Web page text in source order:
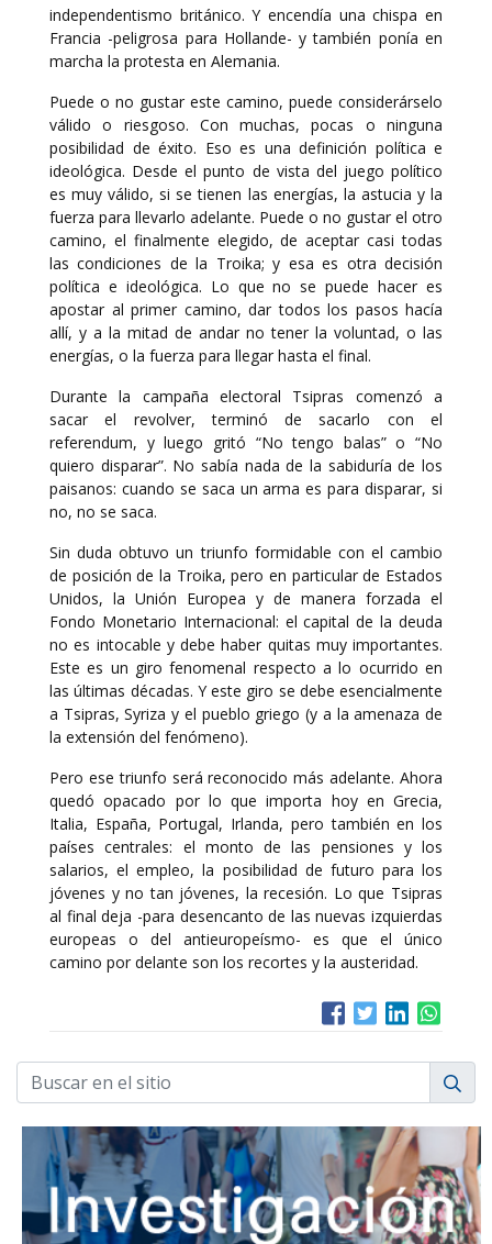
independentismo británico. Y encendía una chispa en
Francia -peligrosa para Hollande- y también ponía en
marcha la protesta en Alemania.
Puede o no gustar este camino, puede considerárselo
válido o riesgoso. Con muchas, pocas o ninguna
posibilidad de éxito. Eso es una definición política e
ideológica. Desde el punto de vista del juego político
es muy válido, si se tienen las energías, la astucia y la
fuerza para llevarlo adelante. Puede o no gustar el otro
camino, el finalmente elegido, de aceptar casi todas
las condiciones de la Troika; y esa es otra decisión
política e ideológica. Lo que no se puede hacer es
apostar al primer camino, dar todos los pasos hacía
allí, y a la mitad de andar no tener la voluntad, o las
energías, o la fuerza para llegar hasta el final.
Durante la campaña electoral Tsipras comenzó a
sacar el revolver, terminó de sacarlo con el
referendum, y luego gritó “No tengo balas” o “No
quiero disparar”. No sabía nada de la sabiduría de los
paisanos: cuando se saca un arma es para disparar, si
no, no se saca.
Sin duda obtuvo un triunfo formidable con el cambio
de posición de la Troika, pero en particular de Estados
Unidos, la Unión Europea y de manera forzada el
Fondo Monetario Internacional: el capital de la deuda
no es intocable y debe haber quitas muy importantes.
Este es un giro fenomenal respecto a lo ocurrido en
las últimas décadas. Y este giro se debe esencialmente
a Tsipras, Syriza y el pueblo griego (y a la amenaza de
la extensión del fenómeno).
Pero ese triunfo será reconocido más adelante. Ahora
quedó opacado por lo que importa hoy en Grecia,
Italia, España, Portugal, Irlanda, pero también en los
países centrales: el monto de las pensiones y los
salarios, el empleo, la posibilidad de futuro para los
jóvenes y no tan jóvenes, la recesión. Lo que Tsipras
al final deja -para desencanto de las nuevas izquierdas
europeas o del antieuropeísmo- es que el único
camino por delante son los recortes y la austeridad.